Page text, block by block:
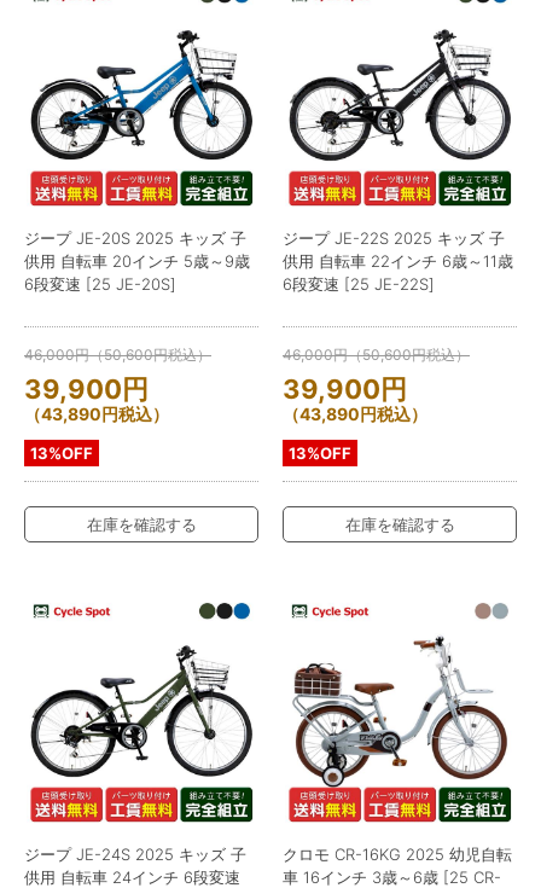
ジープ JE-20S 2025 キッズ 子
供用 自転車 20インチ 5歳～9歳
6段変速 [25 JE-20S]
46,000円（50,600円税込）
39,900円
（43,890円税込）
13%OFF
在庫を確認する
ジープ JE-22S 2025 キッズ 子
供用 自転車 22インチ 6歳～11歳
6段変速 [25 JE-22S]
46,000円（50,600円税込）
39,900円
（43,890円税込）
13%OFF
在庫を確認する
ジープ JE-24S 2025 キッズ 子
供用 自転車 24インチ 6段変速
クロモ CR-16KG 2025 幼児自転
車 16インチ 3歳～6歳 [25 CR-